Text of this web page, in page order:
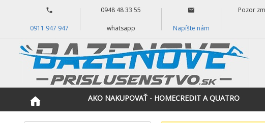
0911 947 947
0948 48 33 55
whatsapp Napíšte nám
Pozor
AKO NAKUPOVAŤ - HOMECREDIT A QUATRO